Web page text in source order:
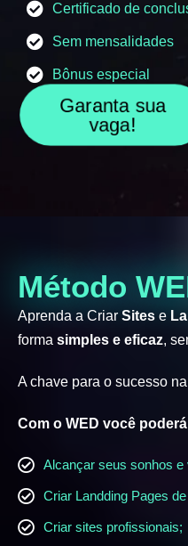
Certificado de
Sem mensalidades
Bônus especial
Garanta sua
vaga!
Método
Aprenda a Criar Sites e
forma simples e eficaz,
A chave para o sucesso
Com o WED você
Alcançar seus sonhos e
Criar Landding Pages
Criar sites profissionais;